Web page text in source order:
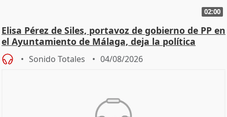
02:00
Elisa Pérez de Siles, portavoz de gobierno de PP en
el Ayuntamiento de Málaga, deja la política
Sonido Totales 04/08/2026